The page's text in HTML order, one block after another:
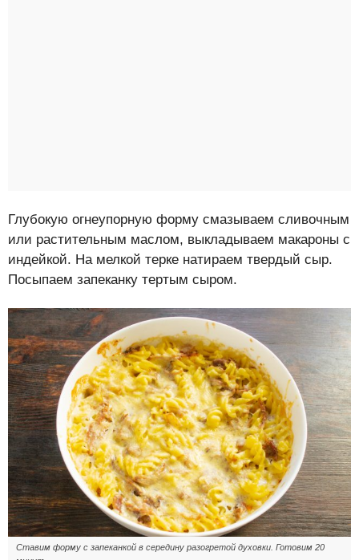
Глубокую огнеупорную форму смазываем сливочным
или растительным маслом, выкладываем макароны с
индейкой. На мелкой терке натираем твердый сыр.
Посыпаем запеканку тертым сыром.
Ставим форму с запеканкой в середину разогретой духовки. Готовим 20